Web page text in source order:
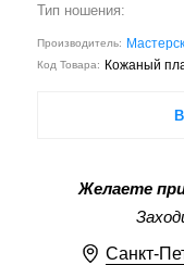
Тип ношения:
Производитель:
Код Товара: Кожаный
Желаете
Санкт-